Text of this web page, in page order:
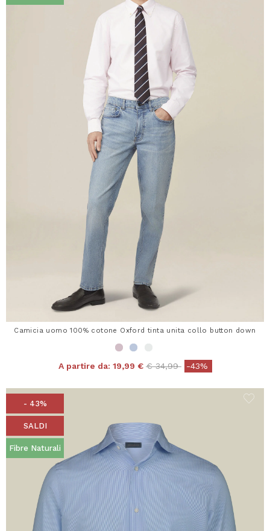
Camicia uomo 100% cotone Oxford tinta unita collo button down
A partire da: 19,99 € Price reduced from
€ 34,99to-43%
- 43%
SALDI
Fibre Naturali